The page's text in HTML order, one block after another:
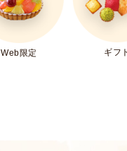
Web限定 ギフ